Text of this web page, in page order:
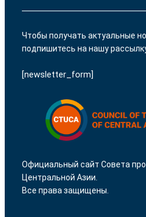
Официальный сайт Совета
Центральной Азии.
Все права защищены.
Чтобы получать актуальные
подпишитесь на нашу
[newsletter_form]